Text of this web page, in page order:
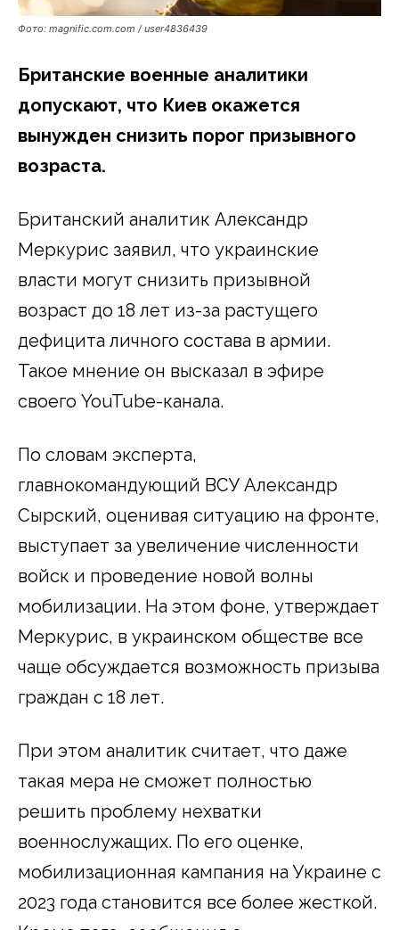
Фото: magnific.com.com / user4836439
Британские военные аналитики
допускают, что Киев окажется
вынужден снизить порог призывного
возраста.
Британский аналитик Александр
Меркурис заявил, что украинские
власти могут снизить призывной
возраст до 18 лет из-за растущего
дефицита личного состава в армии.
Такое мнение он высказал в эфире
своего YouTube-канала.
По словам эксперта,
главнокомандующий ВСУ Александр
Сырский, оценивая ситуацию на фронте,
выступает за увеличение численности
войск и проведение новой волны
мобилизации. На этом фоне, утверждает
Меркурис, в украинском обществе все
чаще обсуждается возможность призыва
граждан с 18 лет.
При этом аналитик считает, что даже
такая мера не сможет полностью
решить проблему нехватки
военнослужащих. По его оценке,
мобилизационная кампания на Украине с
2023 года становится все более жесткой.